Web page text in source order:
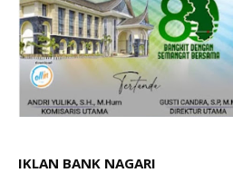
IKLAN BANK NAGARI